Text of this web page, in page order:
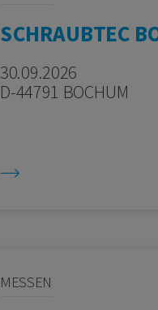
SCHRAUBTEC
30.09.2026
D-44791 BOCHUM
MESSEN